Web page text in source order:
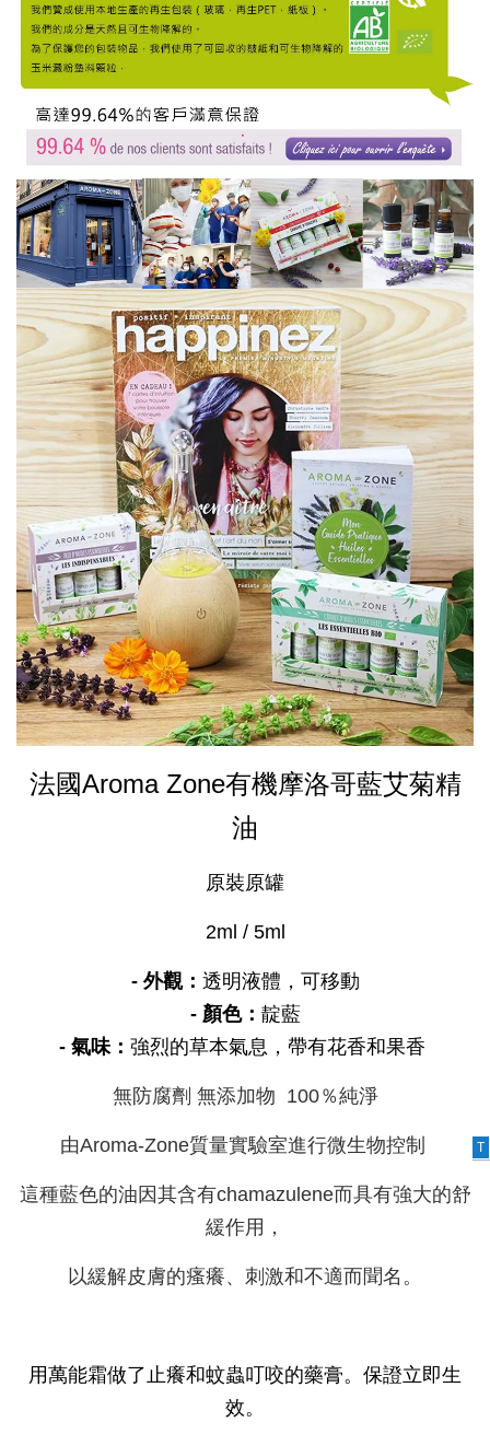
法國Aroma Zone有機摩洛哥藍艾菊精
油
原裝原罐
2ml / 5ml
- 外觀： 透明液體，可移動
- 顏色： 靛藍
- 氣味： 強烈的草本氣息，帶有花香和果香
無防腐劑 無添加物 100％純淨
由Aroma-Zone質量實驗室進行微生物控制
這種藍色的油因其含有chamazulene而具有強大的舒
緩作用，
以緩解皮膚的瘙癢、刺激和不適而聞名。
用萬能霜做了止癢和蚊蟲叮咬的藥膏。保證立即生
效。
T